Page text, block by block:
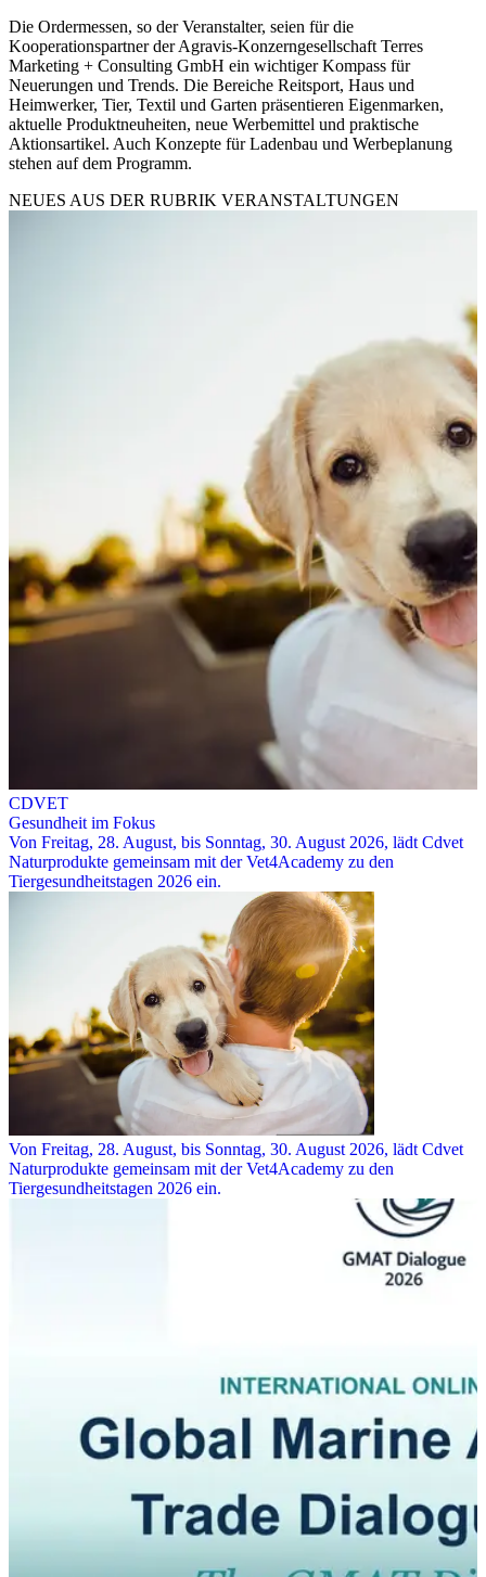
Die Ordermessen, so der Veranstalter, seien für die
Kooperationspartner der Agravis-Konzerngesellschaft Terres
Marketing + Consulting GmbH ein wichtiger Kompass für
Neuerungen und Trends. Die Bereiche Reitsport, Haus und
Heimwerker, Tier, Textil und Garten präsentieren Eigenmarken,
aktuelle Produktneuheiten, neue Werbemittel und praktische
Aktionsartikel. Auch Konzepte für Ladenbau und Werbeplanung
stehen auf dem Programm.
NEUES AUS DER RUBRIK VERANSTALTUNGEN
CDVET
Gesundheit im Fokus
Von Freitag, 28. August, bis Sonntag, 30. August 2026, lädt Cdvet
Naturprodukte gemeinsam mit der Vet4Academy zu den
Tiergesundheitstagen 2026 ein.
Von Freitag, 28. August, bis Sonntag, 30. August 2026, lädt Cdvet
Naturprodukte gemeinsam mit der Vet4Academy zu den
Tiergesundheitstagen 2026 ein.